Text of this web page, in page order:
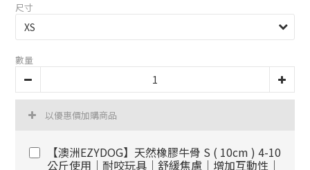
尺寸
數量
以優惠價加購商品
【澳洲EZYDOG】天然橡膠牛骨 S ( 10cm ) 4-10
公斤使用｜耐咬玩具｜舒緩焦慮｜增加互動性｜